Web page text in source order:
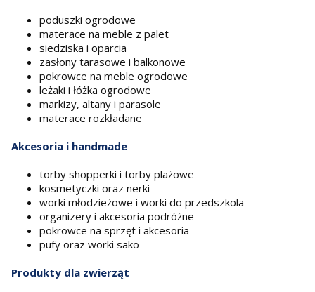
poduszki ogrodowe
materace na meble z palet
siedziska i oparcia
zasłony tarasowe i balkonowe
pokrowce na meble ogrodowe
leżaki i łóżka ogrodowe
markizy, altany i parasole
materace rozkładane
Akcesoria i handmade
torby shopperki i torby plażowe
kosmetyczki oraz nerki
worki młodzieżowe i worki do przedszkola
organizery i akcesoria podróżne
pokrowce na sprzęt i akcesoria
pufy oraz worki sako
Produkty dla zwierząt